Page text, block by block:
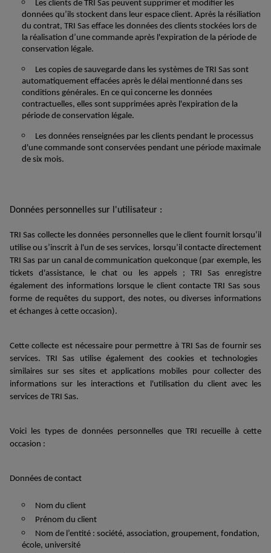
Les clients de TRI Sas peuvent supprimer et modifier les
données qu’ils stockent dans leur espace client. Après la résiliation
du contrat, TRI Sas efface les données des clients stockées lors de
la réalisation d’une commande après l'expiration de la période de
conservation légale.
Les copies de sauvegarde dans les systèmes de TRI Sas sont
automatiquement effacées après le délai mentionné dans ses
conditions générales. En ce qui concerne les données
contractuelles, elles sont supprimées après l'expiration de la
période de conservation légale.
Les données renseignées par les clients pendant le processus
d'une commande sont conservées pendant une période maximale
de six mois.
Données personnelles sur l'utilisateur :
TRI Sas collecteles données personnelles que le client fournit lorsqu’il
utilise ous’inscrit à l'un deses services, lorsqu’il contacte directement
TRI Sas par un canal de communication quelconque (par exemple, les
tickets d'assistance, le chat ou les appels ; TRI Sasenregistre
également des informations lorsque le client contacteTRI Sassous
forme de requêtes du support, des notes, oudiverses informations
et échanges à cette occasion).
Cette collecte est nécessaire pour permettre à TRI Sasde fournirses
services. TRI Sas utiliseégalement des cookies et technologies
similaires surses sites et applications mobiles pour collecter des
informations sur les interactions et l'utilisation du client avec les
services de TRI Sas.
Voici les types de données personnelles que TRI recueille à cette
occasion :
Données de contact
Nom du client
Prénom du client
Nom de l’entité : société, association, groupement, fondation,
école, université